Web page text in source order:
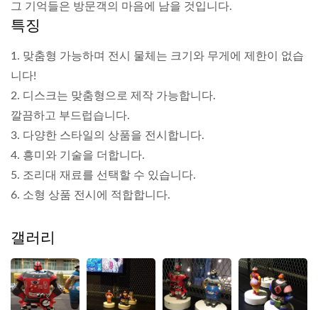
그 기억들은 방문객의 마음에 남을 것입니다.
특징
1. 맞춤형 가능하며 전시 물체는 크기와 무게에 제한이 없습
니다!
2. 디스크는 맞춤형으로 제작 가능합니다.
깔끔하고 부드럽습니다.
3. 다양한 스타일의 상품을 전시합니다.
4. 흥미와 기술을 더합니다.
5. 조리대 재료를 선택할 수 있습니다.
6. 소형 상품 전시에 적합합니다.
갤러리